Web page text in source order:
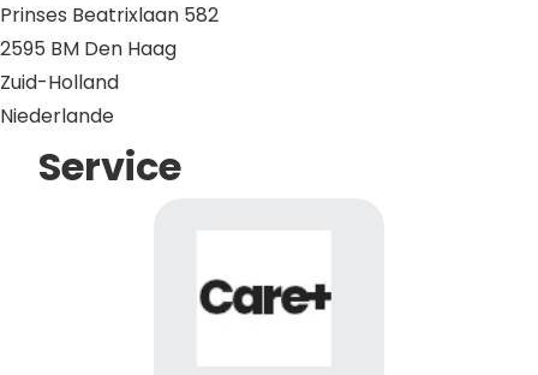
Prinses Beatrixlaan 582
2595 BM Den Haag
Zuid-Holland
Niederlande
Service